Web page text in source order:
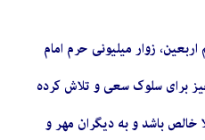
زوار میلیونی حرم امام
برای سلوک سعى و تلاش کرده
خالص باشد و به دیگران مهر و